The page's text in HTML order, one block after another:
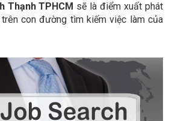
Thạnh TPHCM sẽ là điểm xuất phát
con đường tìm kiếm việc làm của